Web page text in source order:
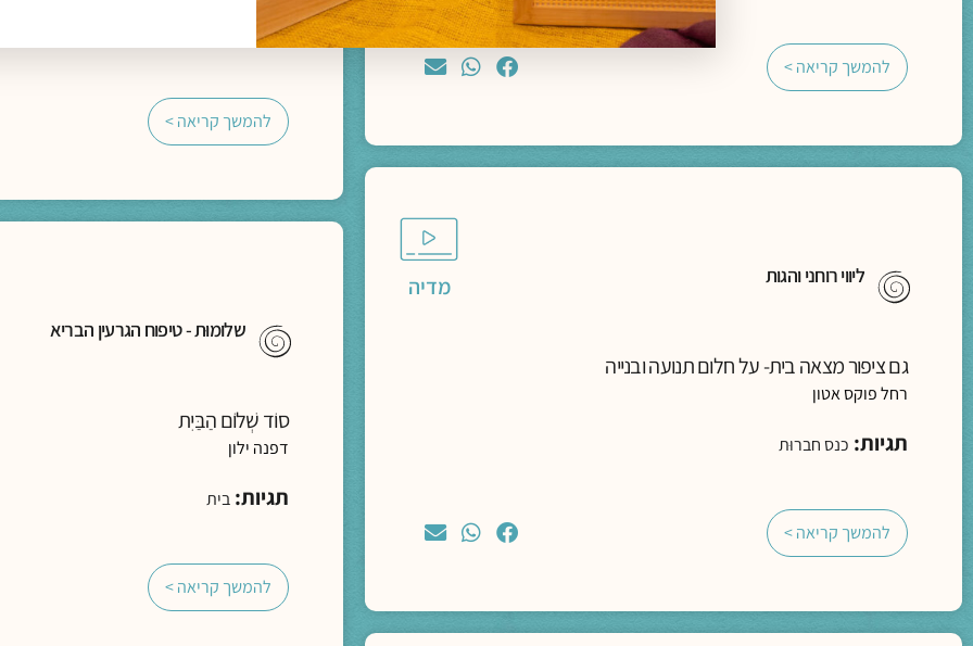
להמשך קריאה >
תגיות:
להמשך קריאה >
מדיה ליווי רוחני והגות
גם ציפור מצאה בית- על חלום תנועה ובנייה
רחל פוקס אטון
תגיות: כנס חברוּת
להמשך קריאה >
שלומוּת - טיפוח הגרעין הבריא
סוֹד שְׁלוֹם הַבַּיִת
דפנה ילון
תגיות: בית
להמשך קריאה >